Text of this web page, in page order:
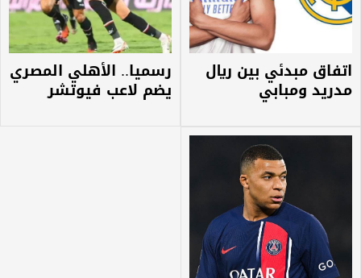
اتفاق مبدئي بين ريال
مدريد ومبابي
رسميا.. الأهلي المصري
يضم لاعب فيوتشر